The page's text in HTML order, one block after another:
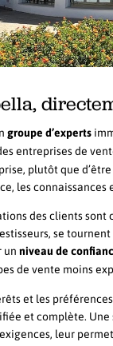
groupe d’experts
entreprises de
plutôt que
les connaissances
des clients sont
se
un niveau de
de vente moins
et les
et complète.
leur